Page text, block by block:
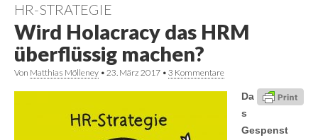
HR-STRATEGIE
Wird Holacracy das HRM
überflüssig machen?
Von Matthias Mölleney • 23. März 2017 • 3 Kommentare
Da
s
Gespenst